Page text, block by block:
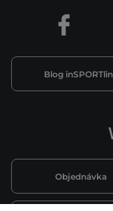
Objednávka
Blog
Facebook